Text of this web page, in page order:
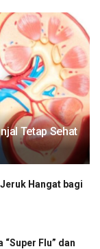
Tetap Sehat
Hangat bagi
“Super Flu” dan